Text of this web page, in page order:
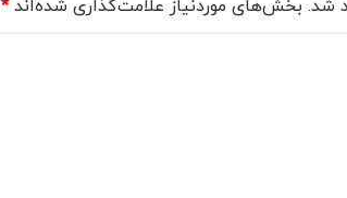
شد. بخش‌های موردنیاز علامت‌گذاری شده‌اند*